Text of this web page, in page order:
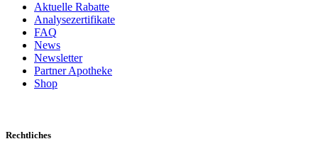
Aktuelle Rabatte
Analysezertifikate
FAQ
News
Newsletter
Partner Apotheke
Shop
Rechtliches